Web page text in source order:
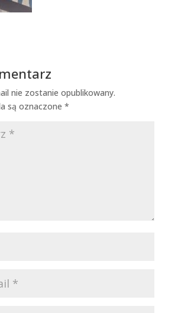
nie zostanie opublikowany.
są oznaczone *